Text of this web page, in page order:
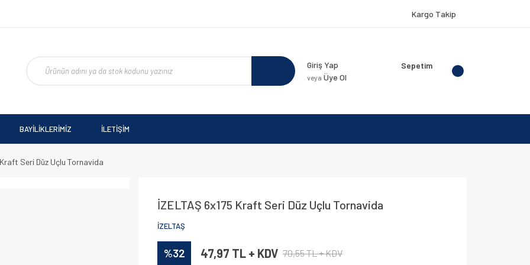
Kargo Takip
Giriş Yap
veya Üye Ol
Sepetim
BAYİLİKLERİMİZ İLETİŞİM
Seri Düz Uçlu Tornavida
İZELTAŞ 6x175 Kraft Seri Düz Uçlu Tornavida
İZELTAŞ
%32 47,97 TL + KDV 70,55 TL + KDV